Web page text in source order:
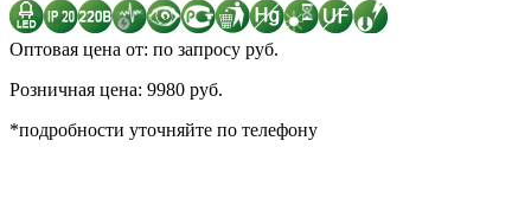
Оптовая цена от: по запросу руб.
Розничная цена: 9980 руб.
*подробности уточняйте по телефону